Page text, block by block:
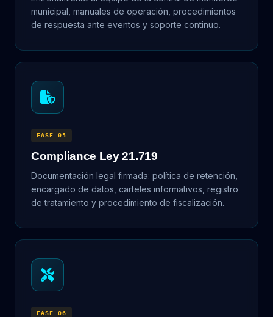
municipal, manuales de operación, procedimientos
de respuesta ante eventos y soporte continuo.
FASE 05
Compliance Ley 21.719
Documentación legal firmada: política de retención,
encargado de datos, carteles informativos, registro
de tratamiento y procedimiento de fiscalización.
FASE 06